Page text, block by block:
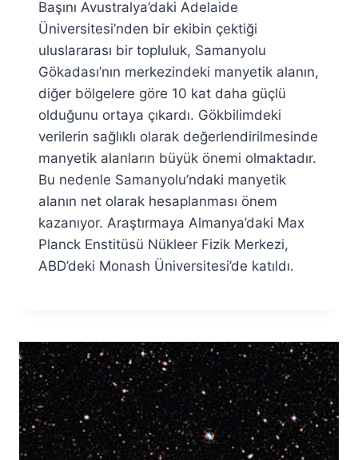
Fuat
Özyar
Başını Avustralya’daki Adelaide
Üniversitesi’nden bir ekibin çektiği
uluslararası bir topluluk, Samanyolu
Gökadası’nın merkezindeki manyetik alanın,
diğer bölgelere göre 10 kat daha güçlü
olduğunu ortaya çıkardı. Gökbilimdeki
verilerin sağlıklı olarak değerlendirilmesinde
manyetik alanların büyük önemi olmaktadır.
Bu nedenle Samanyolu’ndaki manyetik
alanın net olarak hesaplanması önem
kazanıyor. Araştırmaya Almanya’daki Max
Planck Enstitüsü Nükleer Fizik Merkezi,
ABD’deki Monash Üniversitesi’de katıldı.